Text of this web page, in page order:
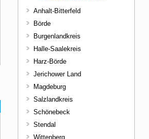
Anhalt-Bitterfeld
Börde
Burgenlandkreis
Halle-Saalekreis
Harz-Börde
Jerichower Land
Magdeburg
Salzlandkreis
Schönebeck
Stendal
Wittenberg